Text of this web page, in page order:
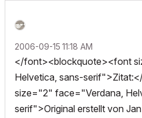
‎2006-09-15 11:18 AM
</font><blockquote><font
Helvetica, sans-
size="2" face="Verdana,
serif">Original erstellt von